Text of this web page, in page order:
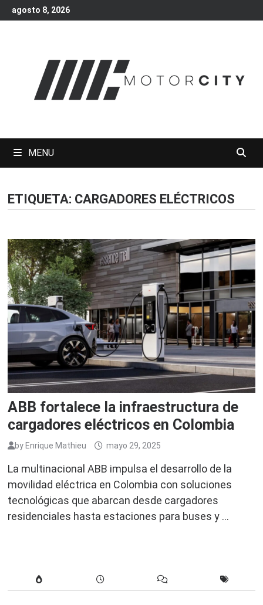
Skip
to
agosto 8, 2026
MENU
ETIQUETA: CARGADORES ELÉCTRICOS
ABB fortalece la infraestructura de
cargadores eléctricos en Colombia
by Enrique Mathieu mayo 29, 2025
La multinacional ABB impulsa el desarrollo de la
movilidad eléctrica en Colombia con soluciones
tecnológicas que abarcan desde cargadores
residenciales hasta estaciones para buses y …